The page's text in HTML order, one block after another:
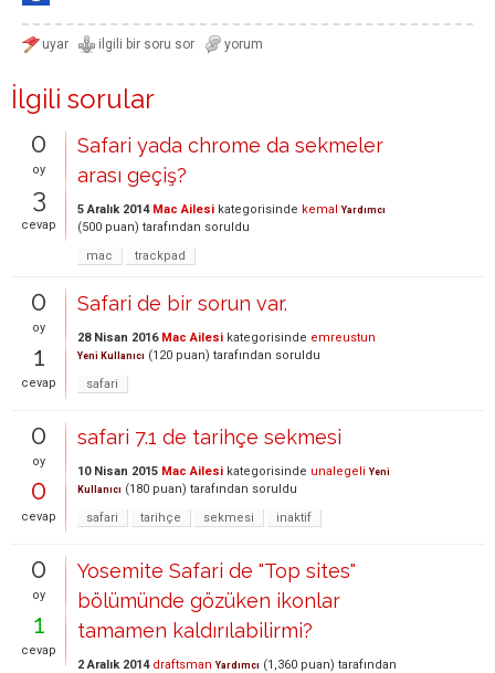
İlgili sorular
0
oy
3
cevap
Safari yada chrome da sekmeler
arası geçiş?
5 Aralık 2014 Mac Ailesi kategorisinde kemal Yardımcı
(500 puan) tarafından soruldu
mac
trackpad
0
oy
1
cevap
Safari de bir sorun var.
28 Nisan 2016 Mac Ailesi kategorisinde emreustun
Yeni Kullanıcı (120 puan) tarafından soruldu
safari
0
oy
0
cevap
safari 7.1 de tarihçe sekmesi
10 Nisan 2015 Mac Ailesi kategorisinde unalegeli Yeni
Kullanıcı (180 puan) tarafından soruldu
safari
tarihçe sekmesi inaktif
0
oy
1
cevap
Yosemite Safari de "Top sites"
bölümünde gözüken ikonlar
tamamen kaldırılabilirmi?
2 Aralık 2014 draftsman Yardımcı (1,360 puan) tarafından